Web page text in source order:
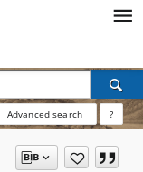
Advanced search ?